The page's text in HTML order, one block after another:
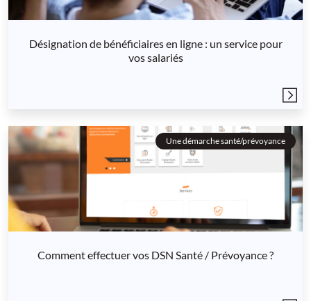
Désignation de bénéficiaires en ligne : un service pour
vos salariés
Une démarche santé/prévoyance
Comment effectuer vos DSN Santé / Prévoyance ?